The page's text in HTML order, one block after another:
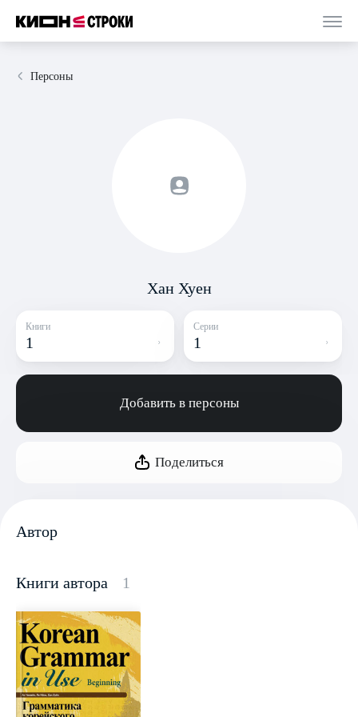
Персоны
Хан Хуен
Книги
1
Серии
1
Добавить в персоны
Поделиться
Автор
Книги автора 1